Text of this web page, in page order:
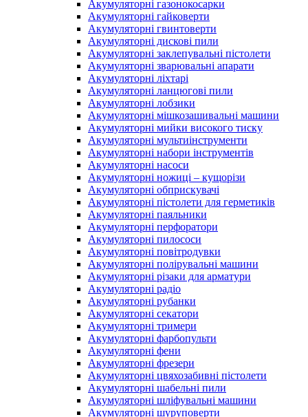
Акумуляторні газонокосарки
Акумуляторні гайковерти
Акумуляторні гвинтоверти
Акумуляторні дискові пили
Акумуляторні заклепувальні пістолети
Акумуляторні зварювальні апарати
Акумуляторні ліхтарі
Акумуляторні ланцюгові пили
Акумуляторні лобзики
Акумуляторні мішкозашивальні машини
Акумуляторні мийки високого тиску
Акумуляторні мультиінструменти
Акумуляторні набори інструментів
Акумуляторні насоси
Акумуляторні ножиці – кущорізи
Акумуляторні обприскувачі
Акумуляторні пістолети для герметиків
Акумуляторні паяльники
Акумуляторні перфоратори
Акумуляторні пилососи
Акумуляторні повітродувки
Акумуляторні полірувальні машини
Акумуляторні різаки для арматури
Акумуляторні радіо
Акумуляторні рубанки
Акумуляторні секатори
Акумуляторні тримери
Акумуляторні фарбопульти
Акумуляторні фени
Акумуляторні фрезери
Акумуляторні цвяхозабивні пістолети
Акумуляторні шабельні пили
Акумуляторні шліфувальні машини
Акумуляторні шуруповерти